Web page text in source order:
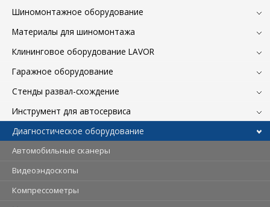
Шиномонтажное оборудование
Материалы для шиномонтажа
Клининговое оборудование LAVOR
Гаражное оборудование
Стенды развал-схождение
Инструмент для автосервиса
Диагностическое оборудование
Автомобильные сканеры
Видеоэндоскопы
Компрессометры